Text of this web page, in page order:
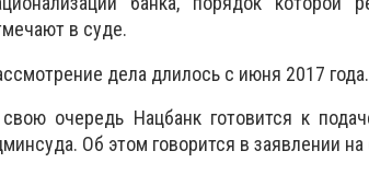
в суде.
дела длилось с июня 2017 года.
очередь Нацбанк готовится к
Об этом говорится в заявлении на